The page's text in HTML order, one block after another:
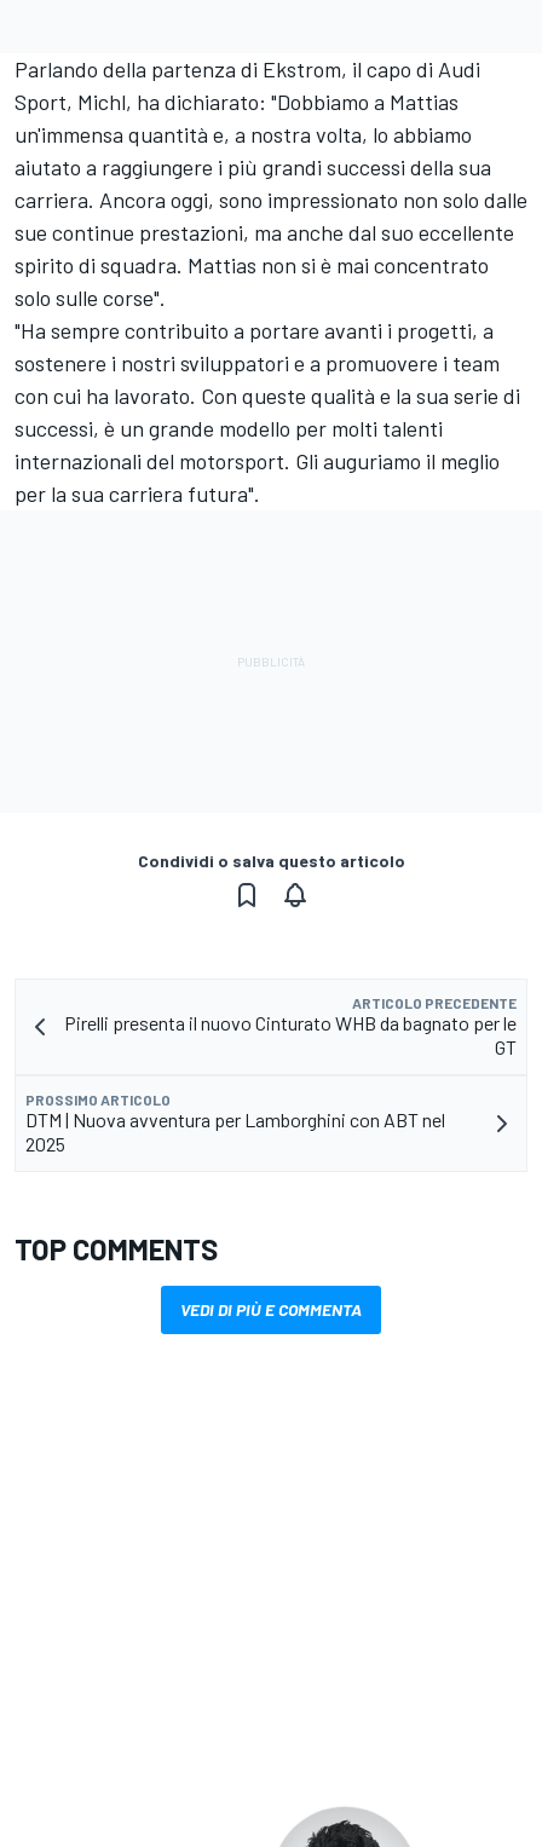
Parlando della partenza di Ekstrom, il capo di Audi
Sport, Michl, ha dichiarato: "Dobbiamo a Mattias
un'immensa quantità e, a nostra volta, lo abbiamo
aiutato a raggiungere i più grandi successi della sua
carriera. Ancora oggi, sono impressionato non solo dalle
sue continue prestazioni, ma anche dal suo eccellente
spirito di squadra. Mattias non si è mai concentrato
solo sulle corse".
"Ha sempre contribuito a portare avanti i progetti, a
sostenere i nostri sviluppatori e a promuovere i team
con cui ha lavorato. Con queste qualità e la sua serie di
successi, è un grande modello per molti talenti
internazionali del motorsport. Gli auguriamo il meglio
per la sua carriera futura".
Condividi o salva questo articolo
ARTICOLO PRECEDENTE
Pirelli presenta il nuovo Cinturato WHB da bagnato per le
GT
PROSSIMO ARTICOLO
DTM | Nuova avventura per Lamborghini con ABT nel
2025
TOP COMMENTS
VEDI DI PIÙ E COMMENTA